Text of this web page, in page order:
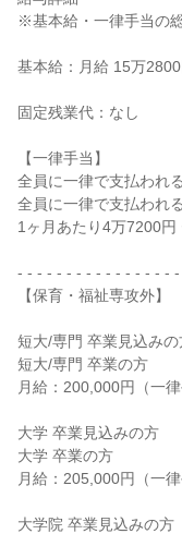
※基本給・一律手当の
基本給：月給 15万
固定残業代：なし
【一律手当】
全員に一律で支払われ
全員に一律で支払われ
1ヶ月あたり4万7200円
- - - - - - - - - - - - - - - -
【保育・福祉専攻外】
短大/専門 卒業見込みの
短大/専門 卒業の方
月給：200,000円（一律
大学 卒業見込みの方
大学 卒業の方
月給：205,000円（一律
大学院 卒業見込みの方